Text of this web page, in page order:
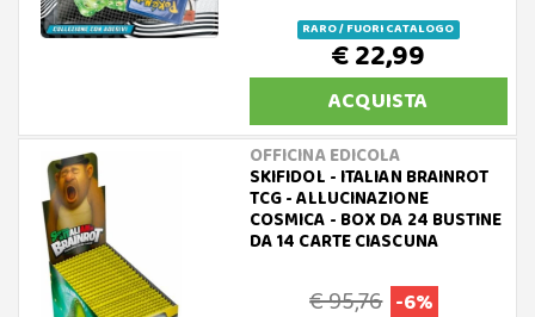
RARO / FUORI CATALOGO
€ 22,99
ACQUISTA
OFFICINA EDICOLA
SKIFIDOL - ITALIAN BRAINROT
TCG - ALLUCINAZIONE
COSMICA - BOX DA 24 BUSTINE
DA 14 CARTE CIASCUNA
€ 95,76 -6%